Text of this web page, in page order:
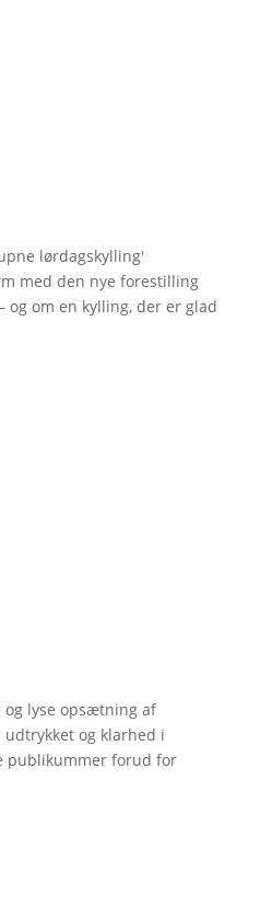
lørdagskylling'
med den nye forestilling
og om en kylling, der er glad
og lyse opsætning af
udtrykket og klarhed i
publikummer forud for